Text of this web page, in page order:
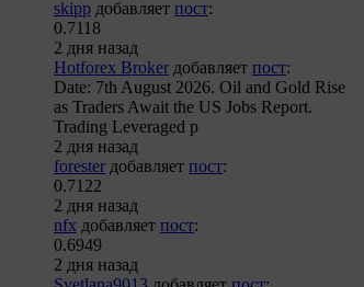
skipp добавляет пост:
0.7118
2 дня назад
Hotforex Broker добавляет пост:
Date: 7th August 2026. Oil and Gold Rise
as Traders Await the US Jobs Report.
Trading Leveraged p
2 дня назад
forester добавляет пост:
0.7122
2 дня назад
nfx добавляет пост:
0.6949
2 дня назад